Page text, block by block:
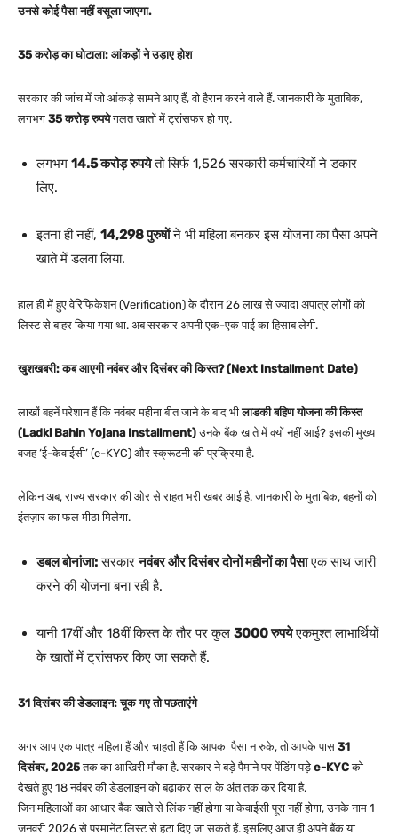
उनसे कोई पैसा नहीं वसूला जाएगा.
35 करोड़ का घोटाला: आंकड़ों ने उड़ाए होश
सरकार की जांच में जो आंकड़े सामने आए हैं, वो हैरान करने वाले हैं. जानकारी के मुताबिक,
लगभग 35 करोड़ रुपयेगलत खातों में ट्रांसफर हो गए.
लगभग 14.5 करोड़ रुपयेतो सिर्फ 1,526 सरकारी कर्मचारियों ने डकार
लिए.
इतना ही नहीं, 14,298 पुरुषोंने भी महिला बनकर इस योजना का पैसा अपने
खाते में डलवा लिया.
हाल ही में हुए वेरिफिकेशन (Verification) के दौरान 26 लाख से ज्यादा अपात्र लोगों को
लिस्ट से बाहर किया गया था. अब सरकार अपनी एक-एक पाई का हिसाब लेगी.
खुशखबरी: कब आएगी नवंबर और दिसंबर की किस्त? (Next Installment Date)
लाखों बहनें परेशान हैं कि नवंबर महीना बीत जाने के बाद भीलाडकी बहिण योजना की किस्त
(Ladki Bahin Yojana Installment)उनके बैंक खाते में क्यों नहीं आई? इसकी मुख्य
वजह ‘ई-केवाईसी’ (e-KYC) और स्क्रूटनी की प्रक्रिया है.
लेकिन अब, राज्य सरकार की ओर से राहत भरी खबर आई है. जानकारी के मुताबिक, बहनों को
इंतज़ार का फल मीठा मिलेगा.
डबल बोनांजा:सरकारनवंबर और दिसंबर दोनों महीनों का पैसाएक साथ जारी
करने की योजना बना रही है.
यानी 17वीं और 18वीं किस्त के तौर पर कुल 3000 रुपयेएकमुश्त लाभार्थियों
के खातों में ट्रांसफर किए जा सकते हैं.
31 दिसंबर की डेडलाइन: चूक गए तो पछताएंगे
अगर आप एक पात्र महिला हैं और चाहती हैं कि आपका पैसा न रुके, तो आपके पास 31
दिसंबर, 2025तक का आखिरी मौका है. सरकार ने बड़े पैमाने पर पेंडिंग पड़े e-KYCको
देखते हुए 18 नवंबर की डेडलाइन को बढ़ाकर साल के अंत तक कर दिया है.
जिन महिलाओं का आधार बैंक खाते से लिंक नहीं होगा या केवाईसी पूरा नहीं होगा, उनके नाम 1
जनवरी 2026 से परमानेंट लिस्ट से हटा दिए जा सकते हैं. इसलिए आज ही अपने बैंक या